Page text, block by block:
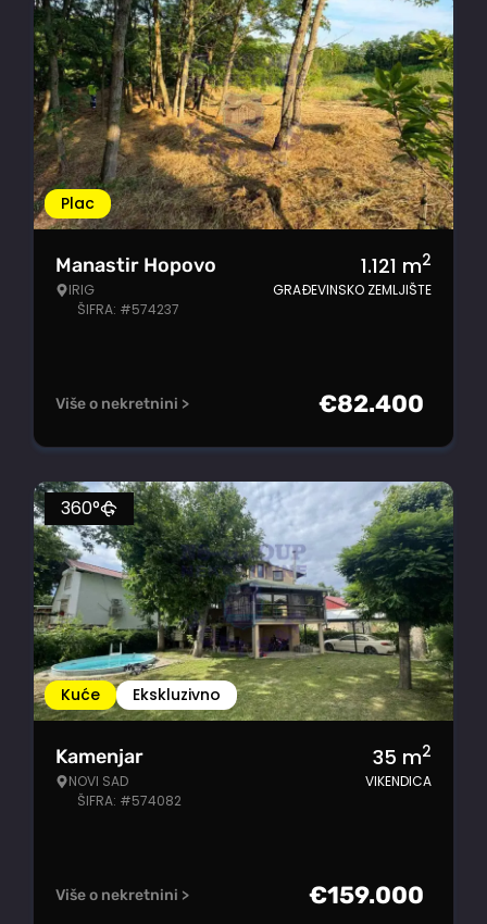
Plac
Manastir Hopovo
IRIG
ŠIFRA: #574237
1.121 m2
GRAĐEVINSKO ZEMLJIŠTE
Više o nekretnini > €82.400
Kuće Ekskluzivno
360°
Kamenjar
NOVI SAD
ŠIFRA: #574082
35 m2
VIKENDICA
Više o nekretnini > €159.000